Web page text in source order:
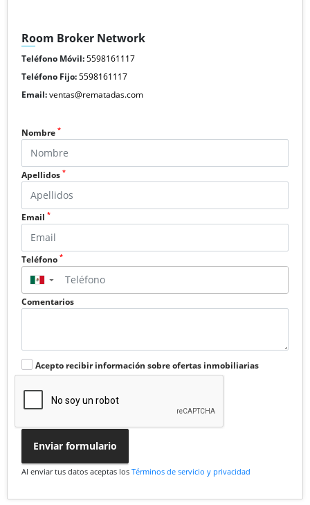
Room Broker Network
Teléfono Móvil:5598161117
Teléfono Fijo:5598161117
Email:ventas@rematadas.com
Nombre *
Apellidos *
Email *
Teléfono *
▼
Comentarios
Acepto recibir información sobre ofertas inmobiliarias
Enviar formulario
Al enviar tus datos aceptas los Términos de servicio y privacidad